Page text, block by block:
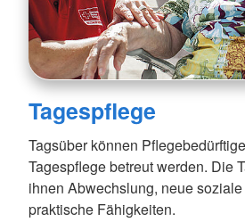
Tagespflege
Tagsüber können
Tagespflege betreut werden. Die
ihnen Abwechslung, neue
praktische Fähigkeiten.